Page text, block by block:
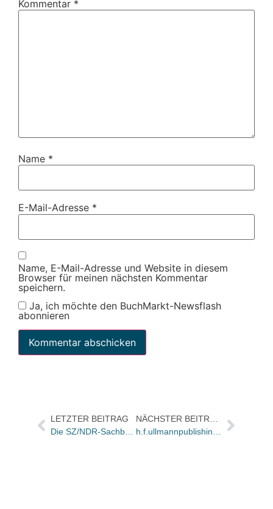
Kommentar *
Name *
E-Mail-Adresse *
Name, E-Mail-Adresse und Website in diesem
Browser für meinen nächsten Kommentar
speichern.
Ja, ich möchte den BuchMarkt-Newsflash
abonnieren
LETZTER BEITRAG
Die SZ/NDR-Sachbücher des Monats Februar
NÄCHSTER BEITRAG
h.f.ullmannpublishing wird eigenständiger Verlag